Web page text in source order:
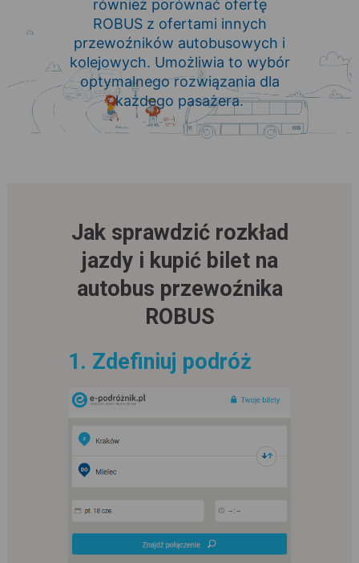
również porównać ofertę
ROBUS z ofertami innych
przewoźników autobusowych i
kolejowych. Umożliwia to wybór
optymalnego rozwiązania dla
każdego pasażera.
Jak sprawdzić rozkład
jazdy i kupić bilet na
autobus przewoźnika
ROBUS
1. Zdefiniuj podróż